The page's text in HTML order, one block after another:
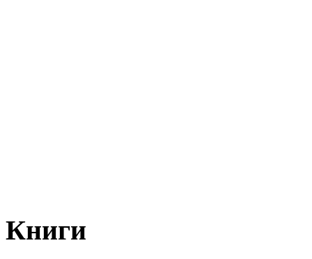
Книги